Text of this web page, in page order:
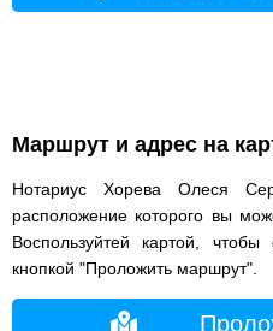
Маршрут и адрес на
Нотариус Хорева Олеся
расположение которого вы
Воспользуйтей картой,
кнопкой "Проложить маршрут".